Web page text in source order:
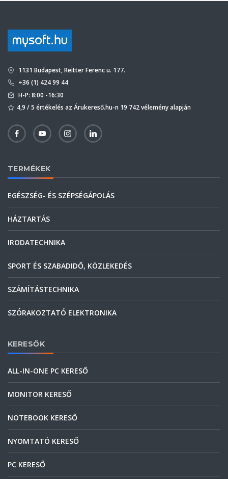
1131 Budapest, Reitter Ferenc u. 177.
+36 (1) 424 99 44
H-P: 8:00 -16:30
4,9 / 5 értékelés az Árukereső.hu-n 19 742 vélemény alapján
TERMÉKEK
EGÉSZSÉG- ÉS SZÉPSÉGÁPOLÁS
HÁZTARTÁS
IRODATECHNIKA
SPORT ÉS SZABADIDŐ, KÖZLEKEDÉS
SZÁMÍTÁSTECHNIKA
SZÓRAKOZTATÓ ELEKTRONIKA
KERESŐK
ALL-IN-ONE PC KERESŐ
MONITOR KERESŐ
NOTEBOOK KERESŐ
NYOMTATÓ KERESŐ
PC KERESŐ